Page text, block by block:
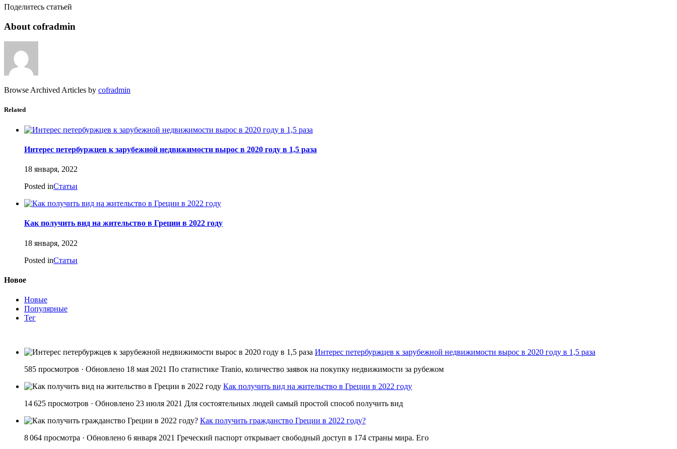
Поделитесь статьей
About cofradmin
Browse Archived Articles by cofradmin
Related
Интерес петербуржцев к зарубежной недвижимости вырос в 2020 году в 1,5 раза
18 января, 2022
Posted inСтатьи
Как получить вид на жительство в Греции в 2022 году
18 января, 2022
Posted inСтатьи
Новое
Новые
Популярные
Тег
Интерес петербуржцев к зарубежной недвижимости вырос в 2020 году в 1,5 раза
585 просмотров · Обновлено 18 мая 2021 По статистике Tranio, количество заявок на покупку недвижимости за рубежом
Как получить вид на жительство в Греции в 2022 году
14 625 просмотров · Обновлено 23 июля 2021 Для состоятельных людей самый простой способ получить вид
Как получить гражданство Греции в 2022 году?
8 064 просмотра · Обновлено 6 января 2021 Греческий паспорт открывает свободный доступ в 174 страны мира. Его